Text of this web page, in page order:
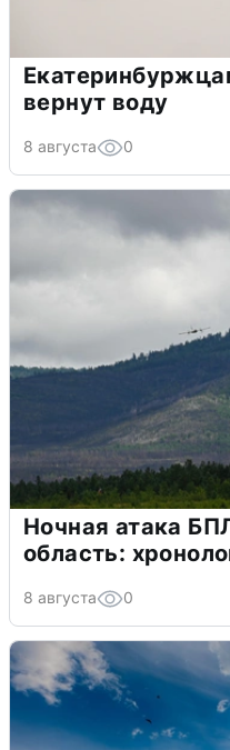
вернут воду
8 августа 0
Ночная атака
область:
8 августа 0